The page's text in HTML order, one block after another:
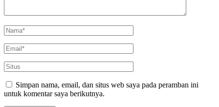
Simpan nama, email, dan situs web saya pada peramban ini
untuk komentar saya berikutnya.